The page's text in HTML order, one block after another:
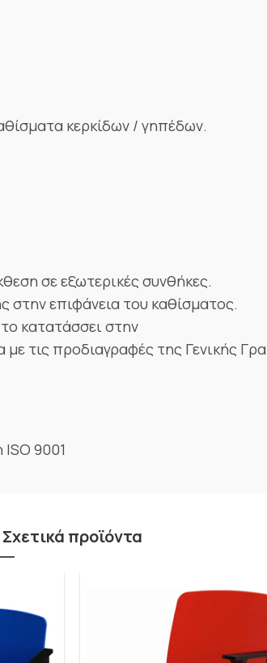
κερκίδων / γηπέδων.
σε εξωτερικές συνθήκες.
στην επιφάνεια του καθίσματος.
κατατάσσει στην
τις προδιαγραφές της Γενικής
9001
Σχετικά προϊόντα